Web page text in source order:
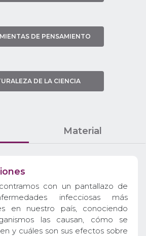
DE PENSAMIENTO
DE LA CIENCIA
Material
con un pantallazo de
infecciosas más
en nuestro país, conociendo
las causan, cómo se
y cuáles son sus efectos sobre